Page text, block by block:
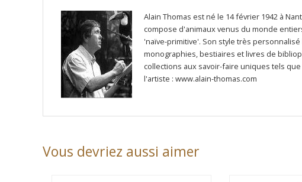
Alain Thomas est né le 14 février 1942 à
compose d'animaux venus du monde
'naïve-primitive'. Son style très
monographies, bestiaires et livres de
collections aux savoir-faire uniques tels
l'artiste : www.alain-thomas.com
Vous devriez aussi aimer